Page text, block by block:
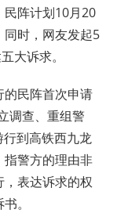
民阵计划10月20
同时，网友发起5
大诉求。
民阵首次申请
调查、重组警
到高铁西九龙
警方的理由非
表达诉求的权
。